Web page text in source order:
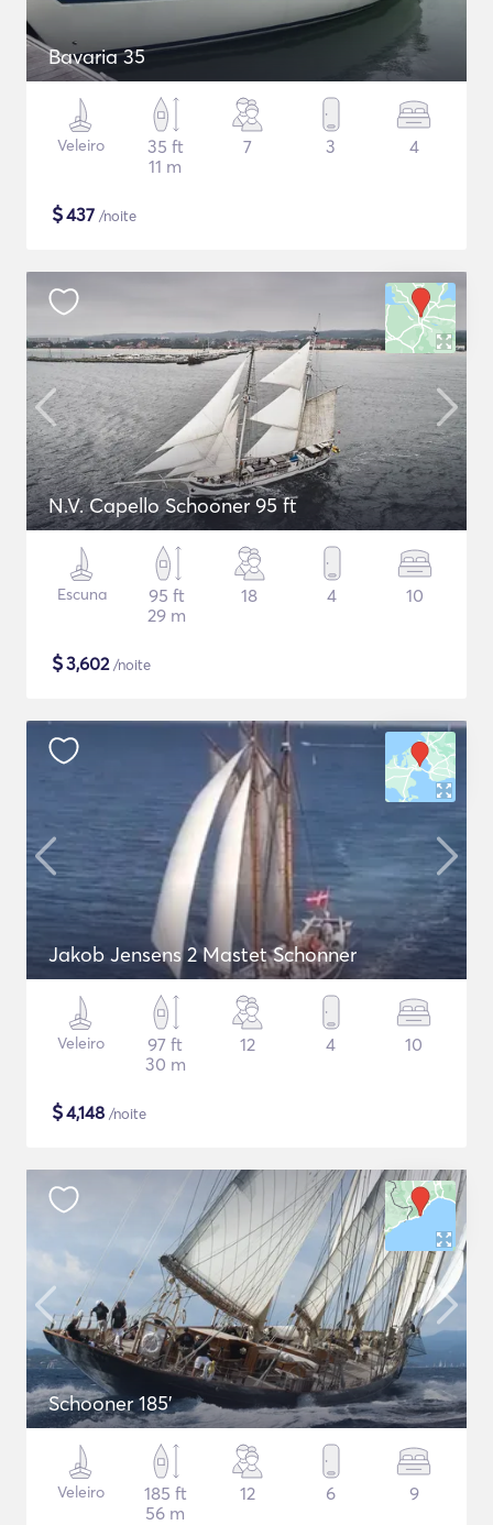
Bavaria 35
Veleiro
35 ft
11 m
7 3 4
$437 /noite
N.V. Capello Schooner 95 ft
Escuna
95 ft
29 m
18 4 10
$3,602/noite
Jakob Jensens 2 Mastet Schonner
Veleiro
97 ft
30 m
12 4 10
$4,148 /noite
Schooner 185'
Veleiro
185 ft
56 m
12 6 9